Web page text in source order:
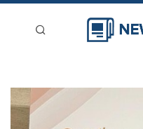
新聞稿分類
登入